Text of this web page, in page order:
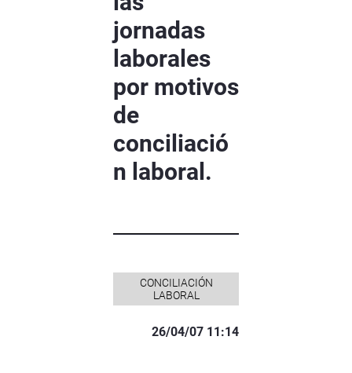
jornadas
laborales
por motivos
de
conciliació
n laboral.
CONCILIACIÓN
LABORAL
26/04/07 11:14